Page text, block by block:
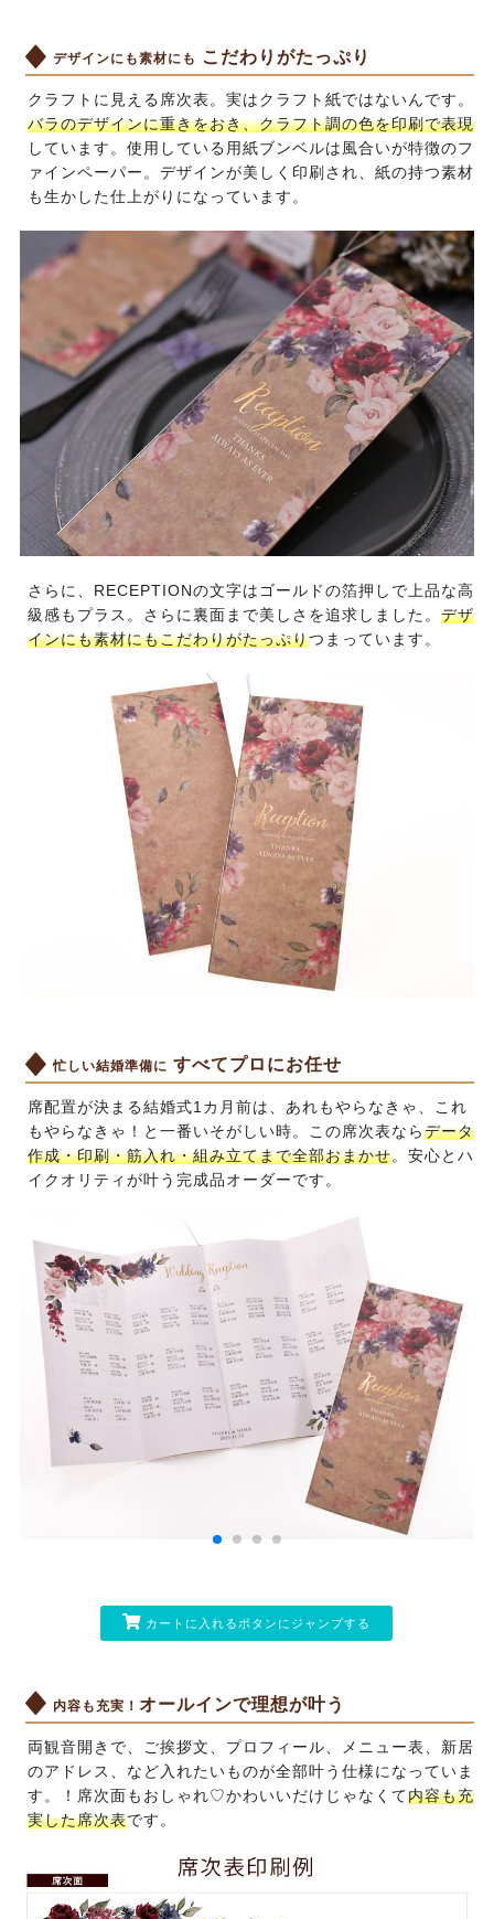
デザインにも素材にも こだわりがたっぷり
クラフトに見える席次表。実はクラフト紙ではないんです。
バラのデザインに重きをおき、クラフト調の色を印刷で表現
しています。使用している用紙ブンベルは風合いが特徴のフ
ァインペーパー。デザインが美しく印刷され、紙の持つ素材
も生かした仕上がりになっています。
さらに、RECEPTIONの文字はゴールドの箔押しで上品な高
級感もプラス。さらに裏面まで美しさを追求しました。 デザ
インにも素材にもこだわりがたっぷりつまっています。
忙しい結婚準備に すべてプロにお任せ
席配置が決まる結婚式1カ月前は、あれもやらなきゃ、これ
もやらなきゃ！と一番いそがしい時。この席次表ならデータ
作成・印刷・筋入れ・組み立てまで全部おまかせ。安心とハ
イクオリティが叶う完成品オーダーです。
カートに入れるボタンにジャンプする
内容も充実！ オールインで理想が叶う
両観音開きで、ご挨拶文、プロフィール、メニュー表、新居
のアドレス、など入れたいものが全部叶う仕様になっていま
す。！席次面もおしゃれ♡かわいいだけじゃなくて内容も充
実した席次表です。